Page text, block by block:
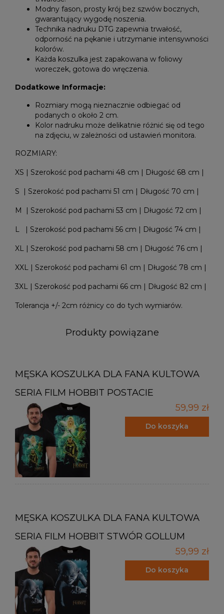
Modny fason, prosty krój bez szwów bocznych,
gwarantujący wygodę noszenia.
Technika nadruku DTG zapewnia trwałość,
odporność na pękanie i utrzymanie intensywności
kolorów.
Każda koszulka jest zapakowana w foliowy
woreczek, gotowa do wręczenia.
Dodatkowe Informacje:
Rozmiary mogą nieznacznie odbiegać od
podanych o około 2 cm.
Kolor nadruku może delikatnie różnić się od tego
na zdjęciu, w zależności od ustawień monitora.
ROZMIARY:
XS | Szerokość pod pachami 48 cm | Długość 68 cm |
S | Szerokość pod pachami 51 cm | Długość 70 cm |
M | Szerokość pod pachami 53 cm | Długość 72 cm |
L | Szerokość pod pachami 56 cm | Długość 74 cm |
XL | Szerokość pod pachami 58 cm | Długość 76 cm |
XXL | Szerokość pod pachami 61 cm | Długość 78 cm |
3XL | Szerokość pod pachami 66 cm | Długość 82 cm |
Tolerancja +/- 2cm różnicy co do tych wymiarów.
Produkty powiązane
MĘSKA KOSZULKA DLA FANA KULTOWA
SERIA FILM HOBBIT POSTACIE
59,99 zł
Do koszyka
MĘSKA KOSZULKA DLA FANA KULTOWA
SERIA FILM HOBBIT STWÓR GOLLUM
59,99 zł
Do koszyka